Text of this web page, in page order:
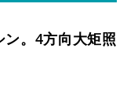
。4方向大矩照